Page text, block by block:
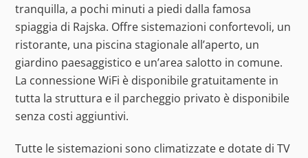
tranquilla, a pochi minuti a piedi dalla famosa
spiaggia di Rajska. Offre sistemazioni confortevoli, un
ristorante, una piscina stagionale all’aperto, un
giardino paesaggistico e un’area salotto in comune.
La connessione WiFi è disponibile gratuitamente in
tutta la struttura e il parcheggio privato è disponibile
senza costi aggiuntivi.
Tutte le sistemazioni sono climatizzate e dotate di TV